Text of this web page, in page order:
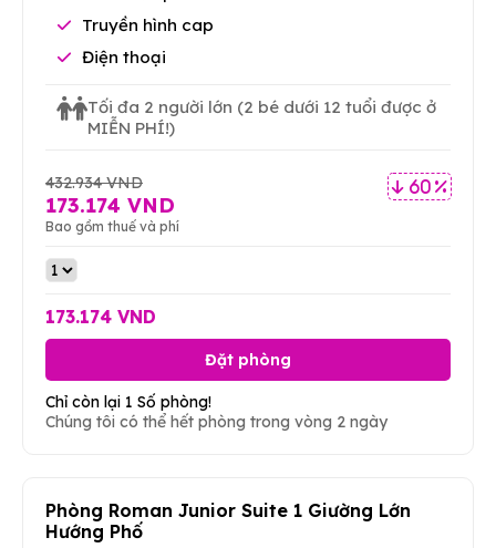
Truyền hình cap
Điện thoại
Tối đa 2 người lớn (2 bé dưới 12 tuổi được ở
MIỄN PHÍ!)
60 %
432.934 VND
173.174 VND
Bao gồm thuế và phí
173.174 VND
Đặt phòng
Chỉ còn lại 1 Số phòng!
Chúng tôi có thể hết phòng trong vòng 2 ngày
Phòng Roman Junior Suite 1 Giường Lớn
Hướng Phố